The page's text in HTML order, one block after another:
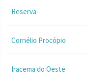
Reserva
Cornélio Procópio
Iracema do Oeste